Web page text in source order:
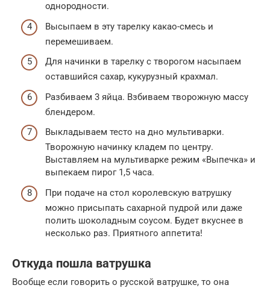
однородности.
Высыпаем в эту тарелку какао-смесь и
перемешиваем.
Для начинки в тарелку с творогом насыпаем
оставшийся сахар, кукурузный крахмал.
Разбиваем 3 яйца. Взбиваем творожную массу
блендером.
Выкладываем тесто на дно мультиварки.
Творожную начинку кладем по центру.
Выставляем на мультиварке режим «Выпечка» и
выпекаем пирог 1,5 часа.
При подаче на стол королевскую ватрушку
можно присыпать сахарной пудрой или даже
полить шоколадным соусом. Будет вкуснее в
несколько раз. Приятного аппетита!
Откуда пошла ватрушка
Вообще если говорить о русской ватрушке, то она